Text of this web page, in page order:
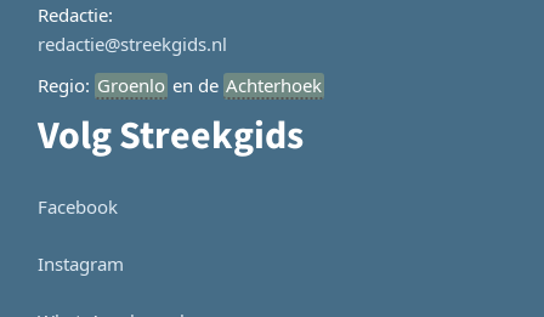
Redactie:
redactie@streekgids.nl
Regio: Groenlo en de Achterhoek
Volg Streekgids
Facebook
Instagram